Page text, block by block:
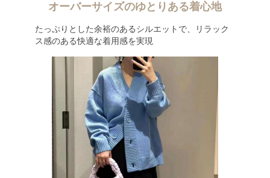
オーバーサイズのゆとりある着心地
たっぷりとした余裕のあるシルエットで、リラック
ス感のある快適な着用感を実現